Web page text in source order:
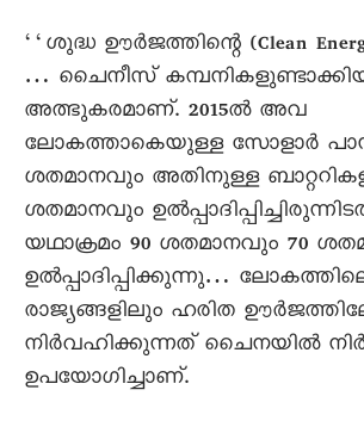
‘‘ശുദ്ധ ഊർജത്തിന്റെ (Clean
… ചെെനീസ് കമ്പനികളുണ്ടാക്കിയ
അത്ഭുകരമാണ്. 2015ൽ അവ
ലോകത്താകെയുള്ള സോളാർ
ശതമാനവും അതിനുള്ള
ശതമാനവും
യഥാക്രമം 90 ശതമാനവും 70
ഉൽപ്പാദിപ്പിക്കുന്നു…
രാജ്യങ്ങളിലും ഹരിത
നിർവഹിക്കുന്നത് ചെെനയിൽ
ഉപയോഗിച്ചാണ്.